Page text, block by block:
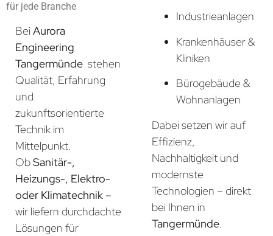
für jede Branche
BeiAurora
Engineering
Tangermünde stehen
Qualität, Erfahrung
und
zukunftsorientierte
Technik im
Mittelpunkt.
ObSanitär-,
Heizungs-, Elektro-
oder Klimatechnik –
wir liefern durchdachte
Lösungen für
Industrieanlagen
Krankenhäuser &
Kliniken
Bürogebäude &
Wohnanlagen
Dabei setzen wir auf
Effizienz,
Nachhaltigkeit und
modernste
Technologien – direkt
bei Ihnen in
Tangermünde.